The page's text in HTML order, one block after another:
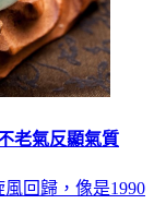
老氣反顯氣質
回歸，像是1990